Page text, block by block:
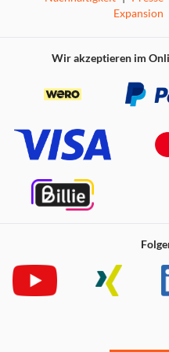
Expansion
Wir akzeptieren im